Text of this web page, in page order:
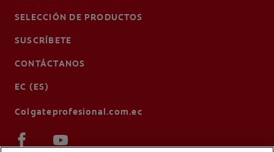
SELECCIÓN DE PRODUCTOS
SUSCRÍBETE
CONTÁCTANOS
EC (ES)
Colgateprofesional.com.ec